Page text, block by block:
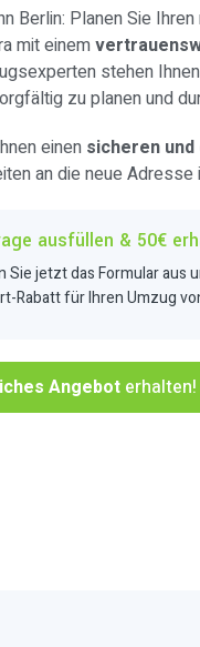
Berlin: Planen Sie
mit einem
stehen
zu planen und
einen sicheren
an die neue Adresse
ausfüllen & 50€
Sie jetzt das Formular aus
Rabatt für Ihren Umzug
Angebot erhalten!